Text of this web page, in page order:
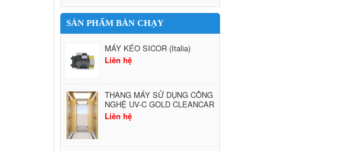
SẢN PHẨM BÁN CHẠY
MÁY KÉO SICOR (Italia)
Liên hệ
THANG MÁY SỬ DỤNG CÔNG
NGHỆ UV-C GOLD CLEANCAR
Liên hệ